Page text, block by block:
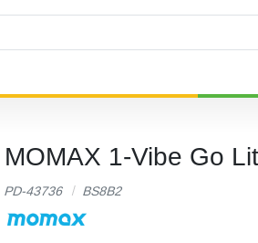
MOMAX 1-Vibe Go
PD-43736 BS8B2